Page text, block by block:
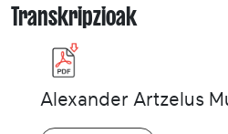
Transkripzioak
Alexander Artzelus